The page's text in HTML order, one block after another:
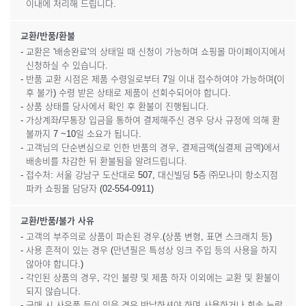
이내에 처리해 드립니다.
교환/반품/환불
- 교환은 '배송완료'의 상태일 때 신청이 가능하며 쇼핑몰 마이페이지에서
신청하실 수 있습니다.
- 반품 교환 시점은 제품 수령일로부터 7일 이내 접수하여야 가능하며(이
후 불가) 수령 받은 상태로 제품이 선회수되어야 합니다.
- 상품 상태를 당사에서 확인 후 환불이 진행됩니다.
- 가상계좌/무통장 입금을 통하여 결제해주신 경우 당사 규정에 의해 환
불까지 7 ~10일 소요가 됩니다.
- 고객님의 단순변심으로 인한 반품의 경우, 결제금액(실결제 금액)에서
배송비를 차감한 뒤 환불됨을 알려드립니다.
- 접수처: 서울 강남구 도산대로 507, 대신빌딩 5층 ㈜모나미 항소지점
파카 쇼핑몰 담당자 (02-554-0911)
교환/반품/불가 사유
- 고객의 부주의로 상품이 파손된 경우.(상품 변형, 표면 스크래치 등)
- 사용 흔적이 있는 경우 (만년필은 특성상 잉크 주입 등의 사용을 하지
않아야 합니다.)
- 각인된 상품의 경우, 각인 불량 및 제품 하자 이외에는 교환 및 환불이
되지 않습니다.